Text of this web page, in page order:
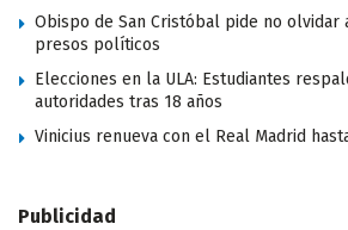
Obispo de San Cristóbal pide no olvidar
presos políticos
Elecciones en la ULA: Estudiantes
autoridades tras 18 años
Vinicius renueva con el Real Madrid
Publicidad